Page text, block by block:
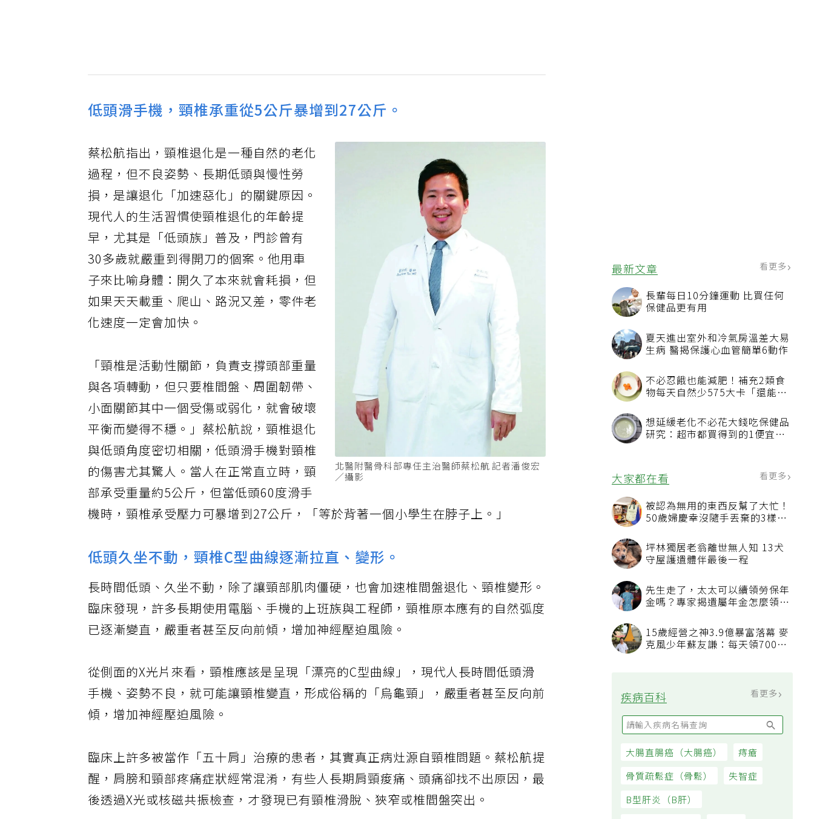
最新文章 看更多
長輩每日10分鐘運動 比買任何
保健品更有用
夏天進出室外和冷氣房溫差大易
生病 醫揭保護心血管簡單6動作
不必忍餓也能減肥！補充2類食
物每天自然少575大卡「還能吃
想延緩老化不必花大錢吃保健品
研究：超市都買得到的1便宜食
大家都在看
被認為無用的東西反幫了大忙！
50歲婦慶幸沒隨手丟棄的3樣物
坪林獨居老翁離世無人知 13犬
守屋護遺體伴最後一程
先生走了，太太可以續領勞保年
15歲經營之神3.9億暴富落幕 麥
克風少年蘇友謙：每天領700元
疾病百科
低頭滑手機，頸椎承重從5公斤暴增到27公斤。
北醫附醫骨科部專任主治醫師蔡松航 記者潘俊宏
蔡松航指出，頸椎退化是一種自然的老化
過程，但不良姿勢、長期低頭與慢性勞
損，是讓退化「加速惡化」的關鍵原因。
現代人的生活習慣使頸椎退化的年齡提
早，尤其是「低頭族」普及，門診曾有
30多歲就嚴重到得開刀的個案。他用車
子來比喻身體：開久了本來就會耗損，但
如果天天載重、爬山、路況又差，零件老
化速度一定會加快。
「頸椎是活動性關節，負責支撐頭部重量
與各項轉動，但只要椎間盤、周圍韌帶、
小面關節其中一個受傷或弱化，就會破壞
平衡而變得不穩。」蔡松航說，頸椎退化
與低頭角度密切相關，低頭滑手機對頸椎
的傷害尤其驚人。當人在正常直立時，頸
部承受重量約5公斤，但當低頭60度滑手
機時，頸椎承受壓力可暴增到27公斤，「等於背著一個小學生在脖子上。」
低頭久坐不動，頸椎C型曲線逐漸拉直、變形。
長時間低頭、久坐不動，除了讓頸部肌肉僵硬，也會加速椎間盤退化、頸椎變形。
臨床發現，許多長期使用電腦、手機的上班族與工程師，頸椎原本應有的自然弧度
已逐漸變直，嚴重者甚至反向前傾，增加神經壓迫風險。
從側面的X光片來看，頸椎應該是呈現「漂亮的C型曲線」，現代人長時間低頭滑
手機、姿勢不良，就可能讓頸椎變直，形成俗稱的「烏龜頸」，嚴重者甚至反向前
傾，增加神經壓迫風險。
臨床上許多被當作「五十肩」治療的患者，其實真正病灶源自頸椎問題。蔡松航提
醒，肩膀和頸部疼痛症狀經常混淆，有些人長期肩頸痠痛、頭痛卻找不出原因，最
後透過X光或核磁共振檢查，才發現已有頸椎滑脫、狹窄或椎間盤突出。